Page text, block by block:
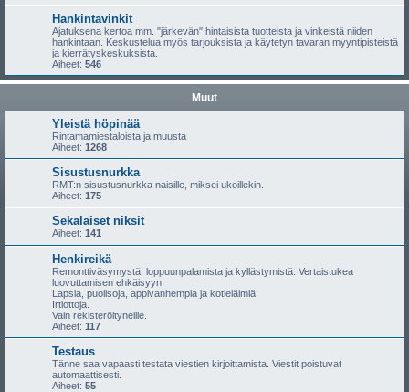
Hankintavinkit
Ajatuksena kertoa mm. "järkevän" hintaisista tuotteista ja vinkeistä niiden
hankintaan. Keskustelua myös tarjouksista ja käytetyn tavaran myyntipisteistä
ja kierrätyskeskuksista.
Aiheet: 546
Muut
Yleistä höpinää
Rintamamiestaloista ja muusta
Aiheet: 1268
Sisustusnurkka
RMT:n sisustusnurkka naisille, miksei ukoillekin.
Aiheet: 175
Sekalaiset niksit
Aiheet: 141
Henkireikä
Remonttiväsymystä, loppuunpalamista ja kyllästymistä. Vertaistukea
luovuttamisen ehkäisyyn.
Lapsia, puolisoja, appivanhempia ja kotieläimiä.
Irtiottoja.
Vain rekisteröityneille.
Aiheet: 117
Testaus
Tänne saa vapaasti testata viestien kirjoittamista. Viestit poistuvat
automaattisesti.
Aiheet: 55